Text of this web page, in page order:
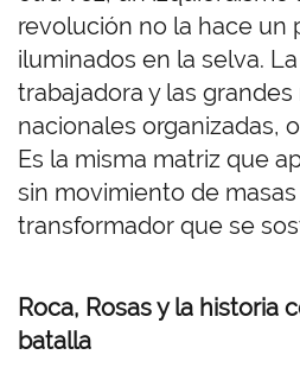
revolución no la hace un
iluminados en la selva.
trabajadora y las grandes
nacionales organizadas,
Es la misma matriz que
sin movimiento de
transformador que se
Roca, Rosas y la historia
batalla